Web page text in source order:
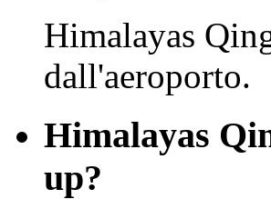
Himalayas
dall'aeroporto.
Himalayas
up?